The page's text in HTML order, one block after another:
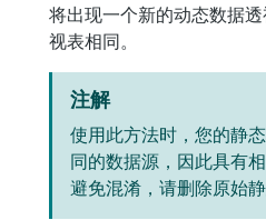
将出现一个新的动态数据
视表相同。
注解
使用此方法时，您的静
同的数据源，因此具有
避免混淆，请删除原始静